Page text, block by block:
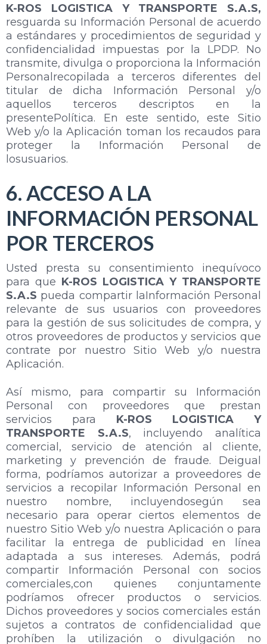
K-ROS LOGISTICA Y TRANSPORTE S.A.S,
resguarda su Información Personal de acuerdo
a estándares y procedimientos de seguridad y
confidencialidad impuestas por la LPDP. No
transmite, divulga o proporciona la Información
Personalrecopilada a terceros diferentes del
titular de dicha Información Personal y/o
aquellos terceros descriptos en la
presentePolítica. En este sentido, este Sitio
Web y/o la Aplicación toman los recaudos para
proteger la Información Personal de
losusuarios.
6. ACCESO A LA
INFORMACIÓN PERSONAL
POR TERCEROS
Usted presta su consentimiento inequívoco
para que K-ROS LOGISTICA Y TRANSPORTE
S.A.S pueda compartir laInformación Personal
relevante de sus usuarios con proveedores
para la gestión de sus solicitudes de compra, y
otros proveedores de productos y servicios que
contrate por nuestro Sitio Web y/o nuestra
Aplicación.
Así mismo, para compartir su Información
Personal con proveedores que prestan
servicios para K-ROS LOGISTICA Y
TRANSPORTE S.A.S, incluyendo analítica
comercial, servicio de atención al cliente,
marketing y prevención de fraude. Deigual
forma, podríamos autorizar a proveedores de
servicios a recopilar Información Personal en
nuestro nombre, incluyendosegún sea
necesario para operar ciertos elementos de
nuestro Sitio Web y/o nuestra Aplicación o para
facilitar la entrega de publicidad en línea
adaptada a sus intereses. Además, podrá
compartir Información Personal con socios
comerciales,con quienes conjuntamente
podríamos ofrecer productos o servicios.
Dichos proveedores y socios comerciales están
sujetos a contratos de confidencialidad que
prohíben la utilización o divulgación no